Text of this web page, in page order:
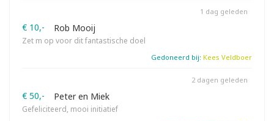
€ 10,- Rob Mooij
Zet m op voor dit fantastische doel
1 dag geleden
Gedoneerd bij: Kees Veldboer
€ 50,- Peter en Miek
Gefeliciteerd, mooi initiatief
2 dagen geleden